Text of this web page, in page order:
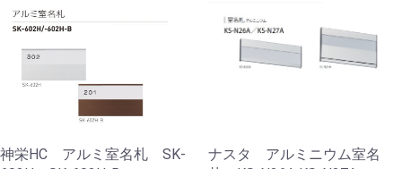
神栄HC アルミ室名札 SK-
ナスタ アルミニウム室名